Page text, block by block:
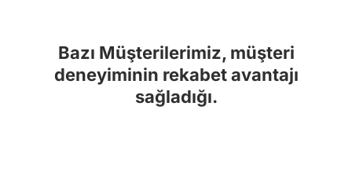
Bazı Müşterilerimiz, müşteri
deneyiminin rekabet avantajı
sağladığı.​